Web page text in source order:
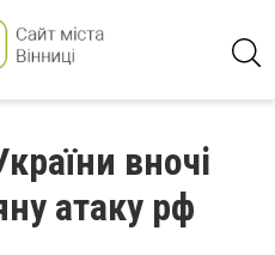
вночі
атаку рф